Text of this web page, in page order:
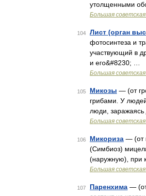
утолщенными
Большая
104 Лист (орган
фотосинтеза и
участвующий в
и его&#8230; …
Большая
105 Микозы — (от
грибами. У
люди, заражаясь
Большая
106 Микориза — (от
(Симбиоз)
(наружную), при
Большая
107 Паренхима —